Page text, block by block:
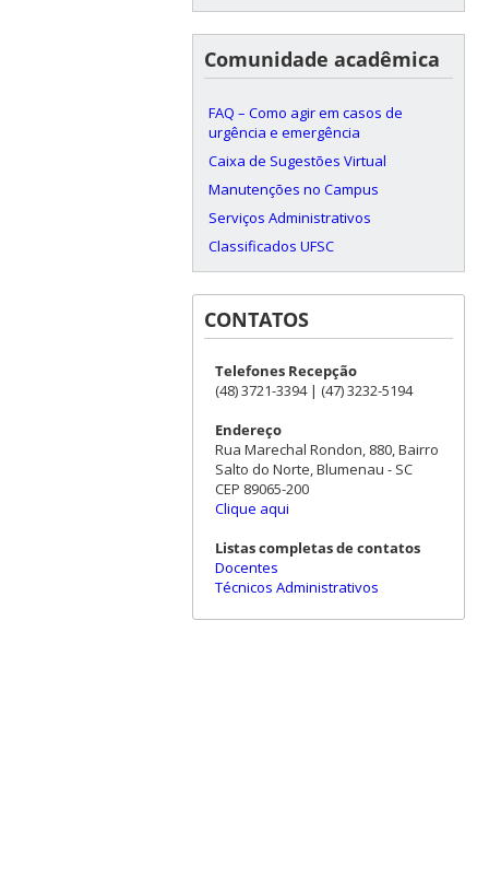
Comunidade acadêmica
FAQ – Como agir em casos de
urgência e emergência
Caixa de Sugestões Virtual
Manutenções no Campus
Serviços Administrativos
Classificados UFSC
CONTATOS
Telefones Recepção
(48) 3721-3394 | (47) 3232-5194
Endereço
Rua Marechal Rondon, 880, Bairro
Salto do Norte, Blumenau - SC
CEP 89065-200
Clique aqui
Listas completas de contatos
Docentes
Técnicos Administrativos